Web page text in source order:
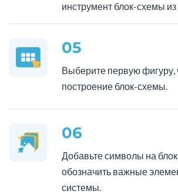
инструмент блок-схемы
05
Выберите первую фигуру,
построение блок-схемы.
06
Добавьте символы на
обозначить важные
системы.